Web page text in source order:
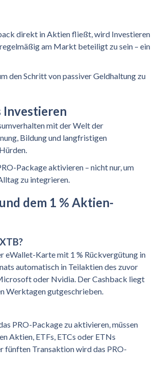
direkt in Aktien fließt, wird Investieren
am Markt beteiligt zu sein – ein
den Schritt von passiver Geldhaltung zu
Investieren
mit der Welt der
Bildung und langfristigen
Package aktivieren – nicht nur, um
zu integrieren.
dem 1 % Aktien-
?
eWallet-Karte mit 1 % Rückvergütung in
automatisch in Teilaktien des zuvor
oder Nvidia. Der Cashback liegt
Werktagen gutgeschrieben.
PRO-Package zu aktivieren, müssen
Aktien, ETFs, ETCs oder ETNs
fünften Transaktion wird das PRO-